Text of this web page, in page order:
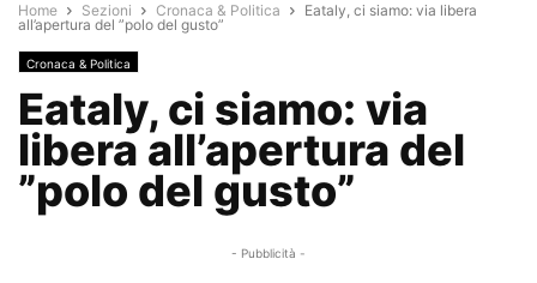
Home Sezioni Cronaca & Politica
Eataly, ci siamo: via libera
all’apertura del ”polo del gusto”
Cronaca & Politica
Eataly, ci siamo: via
libera all’apertura del
”polo del gusto”
- Pubblicità -